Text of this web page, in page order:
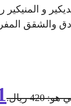
والشقق
ريال.